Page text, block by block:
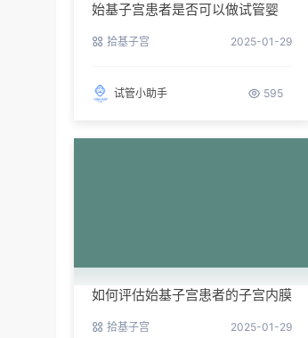
始基子宫患者是否可以做试管婴
拾基子宫 2025-01-29
试管小助手 595
如何评估始基子宫患者的子宫内膜
拾基子宫 2025-01-29